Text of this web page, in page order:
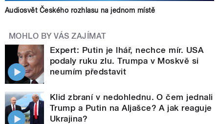
Audiosvět Českého rozhlasu na jednom místě
MOHLO BY VÁS ZAJÍMAT
Expert: Putin je lhář, nechce mír. USA
podaly ruku zlu. Trumpa v Moskvě si
neumím představit
Klid zbraní v nedohlednu. O čem jednali
Trump a Putin na Aljašce? A jak reaguje
Ukrajina?